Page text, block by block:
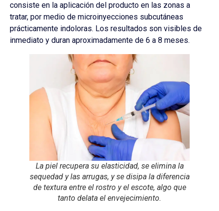
consiste en la aplicación del producto en las zonas a
tratar, por medio de microinyecciones subcutáneas
prácticamente indoloras. Los resultados son visibles de
inmediato y duran aproximadamente de 6 a 8 meses.
La piel recupera su elasticidad, se elimina la
sequedad y las arrugas, y se disipa la diferencia
de textura entre el rostro y el escote, algo que
tanto delata el envejecimiento.